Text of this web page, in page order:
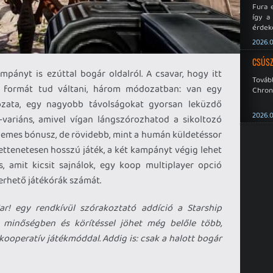
is ezúttal bogár oldalról. A csavar, hogy itt
tud váltani, három módozatban: van egy
egy nagyobb távolságokat gyorsan leküzdő
amivel vígan lángszórozhatod a sikoltozó
bónusz, de rövidebb, mint a humán küldetéssor
hosszú játék, a két kampányt végig lehet
amit kicsit sajnálok, egy koop multiplayer opció
játékórák számát.
egy rendkívül szórakoztató addíció a Starship
és körítéssel jöhet még belőle több,
játékmóddal. Addig is: csak a halott bogár
Fura
így a
a